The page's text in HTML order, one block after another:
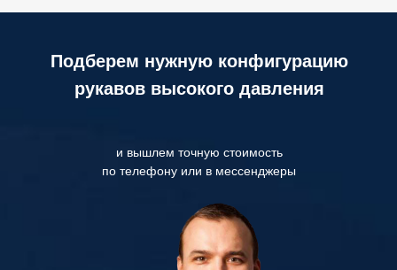
Подберем нужную конфигурацию
рукавов высокого давления
и вышлем точную стоимость
по телефону или в мессенджеры